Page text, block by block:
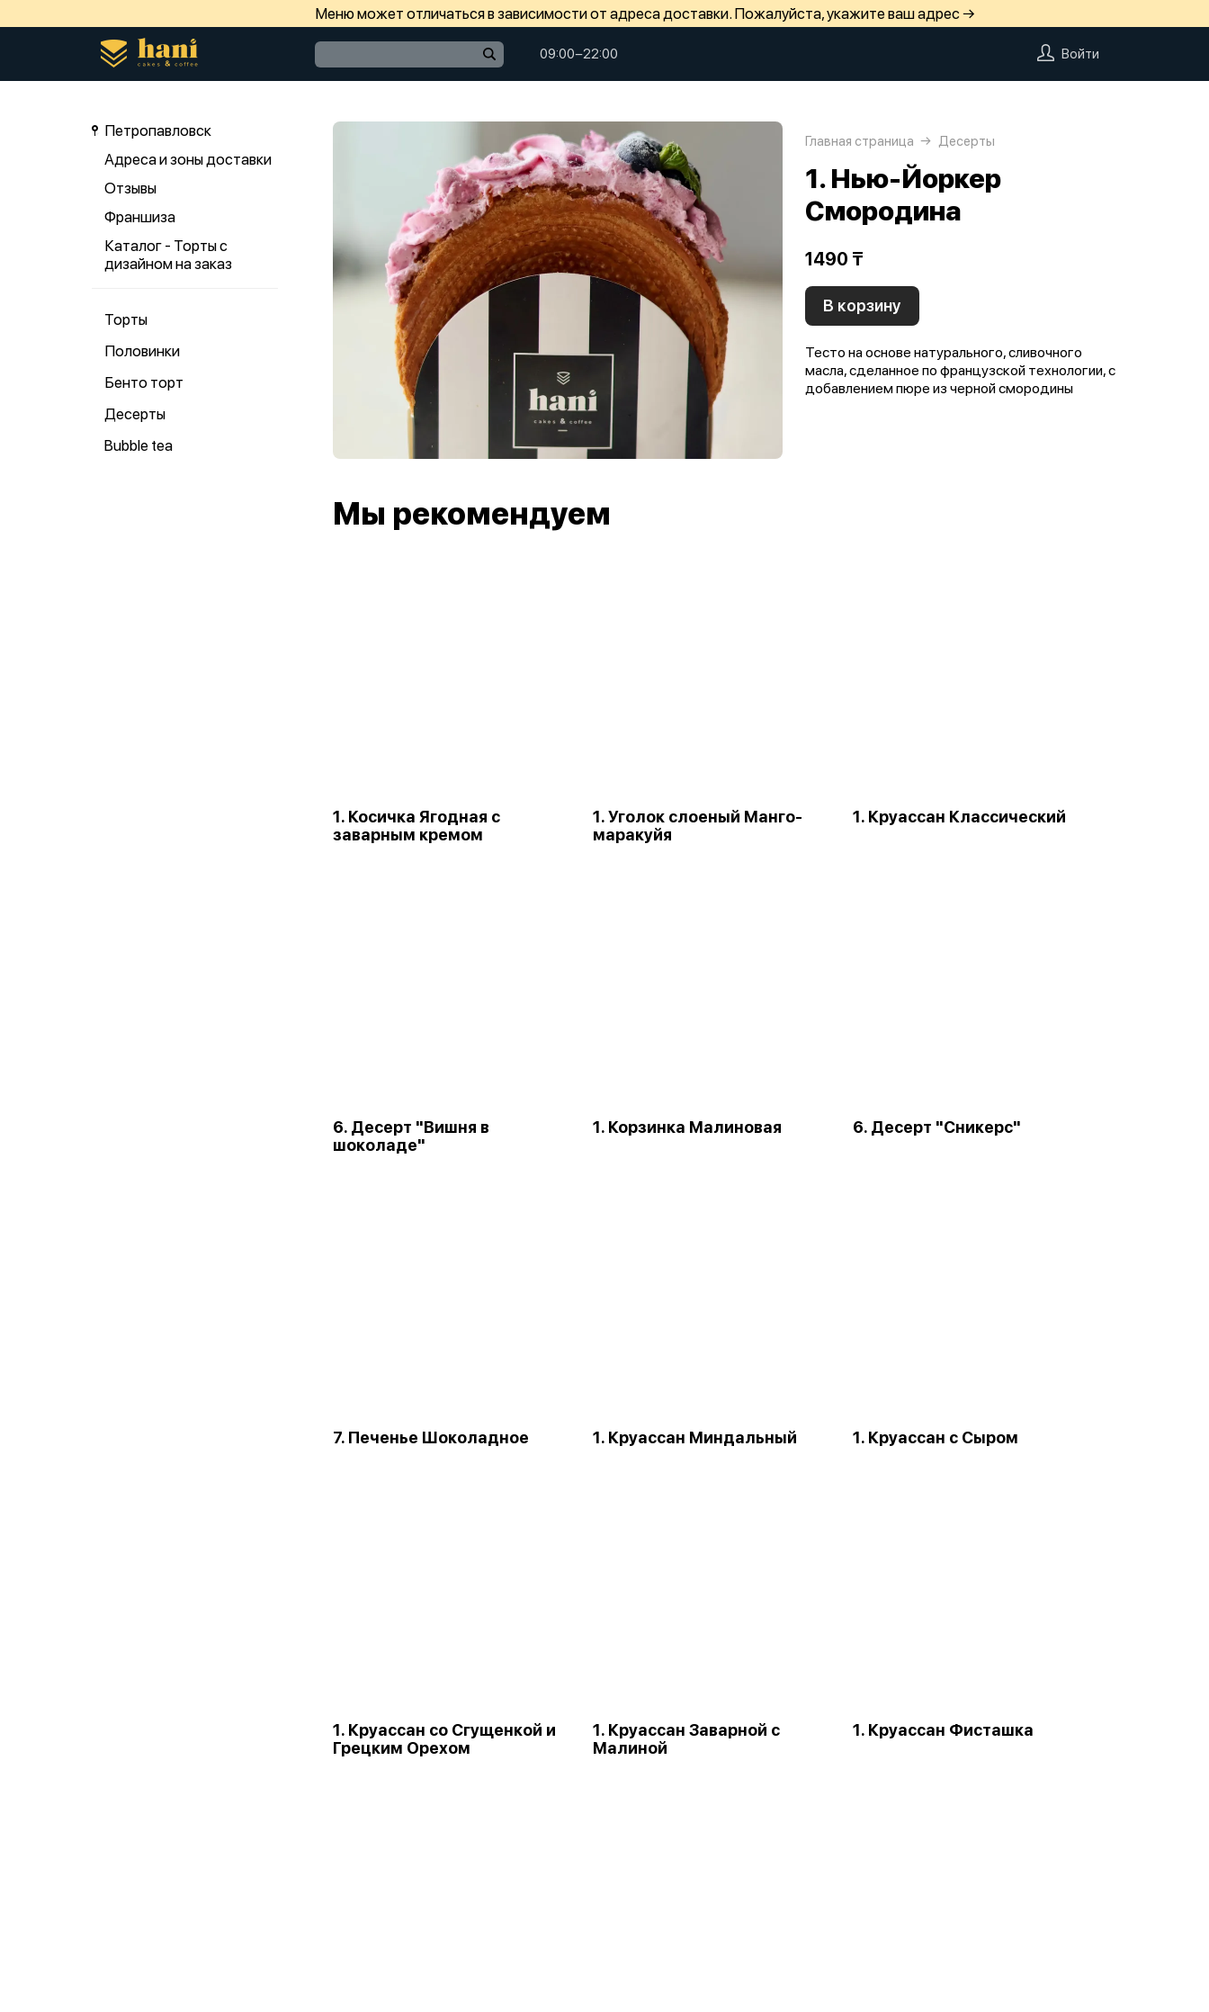
Меню может отличаться в зависимости от адреса доставки. Пожалуйста, укажите ваш адрес →
09:00−22:00 Войти
Петропавловск
Адреса и зоны доставки
Отзывы
Франшиза
Каталог - Торты с
дизайном на заказ
Торты
Половинки
Бенто торт
Десерты
Bubble tea
Главная страница Десерты
1. Нью-Йоркер
Смородина
1490 ₸
В корзину
Тесто на основе натурального, сливочного
масла, сделанное по французской технологии, с
добавлением пюре из черной смородины
Мы рекомендуем
1. Косичка Ягодная с
заварным кремом
1. Уголок слоеный Манго-
маракуйя
1. Круассан Классический
6. Десерт "Вишня в
шоколаде"
1. Корзинка Малиновая 6. Десерт "Сникерс"
7. Печенье Шоколадное 1. Круассан Миндальный 1. Круассан с Сыром
1. Круассан со Сгущенкой и
Грецким Орехом
1. Круассан Заварной с
Малиной
1. Круассан Фисташка